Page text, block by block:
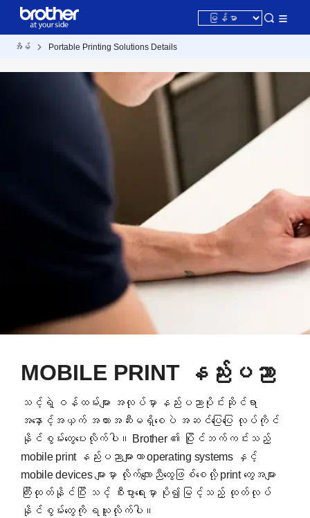
အိမ် Portable Printing Solutions Details
MOBILE PRINT နည်းပညာ
သင့်ရဲ့ ဝန်ထမ်းများ အလုပ်မှာ နည်းပညာပိုင်းဆိုင်ရာ
အနှောင့်အယှက် အတားအဆီးမရှိစေပဲ အဆင်ပြေပြေ လုပ်ကိုင်
နိုင်စွမ်းတွေပေးလိုက်ပါ။ Brother ၏ ပြိုင်ဘက်ကင်းသည့်
mobile print နည်းပညာများဟာ operating systems နှင့်
mobile devices များမှာ လိုက်လျောညီထွေဖြစ်စေလို့ print တွေအများ
ကြီးထုတ်နိုင်ပြီး သင့် စီးပွားရေးမှာ ပို၍မြင့်သည့် ထုတ်လုပ်
နိုင်စွမ်းတွေကို ရယူလိုက်ပါ။